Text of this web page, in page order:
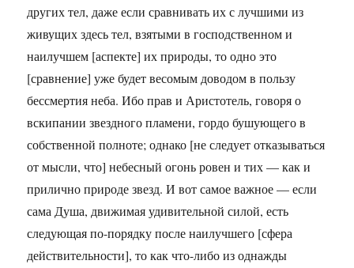
других тел, даже если сравнивать их с лучшими из
живущих здесь тел, взятыми в господственном и
наилучшем [аспекте] их природы, то одно это
[сравнение] уже будет весомым доводом в пользу
бессмертия неба. Ибо прав и Аристотель, говоря о
вскипании звездного пламени, гордо бушующего в
собственной полноте; однако [не следует отказываться
от мысли, что] небесный огонь ровен и тих — как и
прилично природе звезд. И вот самое важное — если
сама Душа, движимая удивительной силой, есть
следующая по-порядку после наилучшего [сфера
действительности], то как что-либо из однажды